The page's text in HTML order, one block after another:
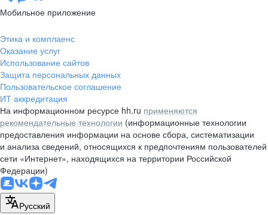
10 этаж, помещение 45-1
pr@rabota.by
Алматы
пр. Абая, д. 151, БЦ Алатау,
12 этаж, офис 1209
+7 727 232-13-13
pr@headhunter.com.kz
Мобильное приложение
Этика и комплаенс
Оказание услуг
Использование сайтов
Защита персональных данных
Пользовательское соглашение
ИТ аккредитация
На информационном ресурсе hh.ru применяются
рекомендательные технологии (информационные технологии
предоставления информации на основе сбора, систематизации
и анализа сведений, относящихся к предпочтениям пользователей
сети «Интернет», находящихся на территории Российской
Федерации)
Русский